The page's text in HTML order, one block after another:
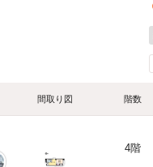
間取り図 階数
4階